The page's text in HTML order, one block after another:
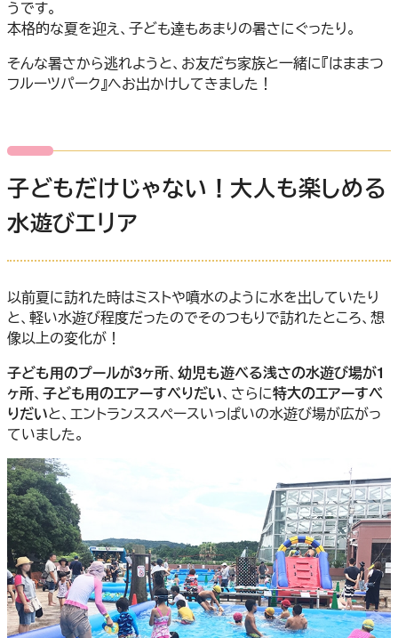
うです。
本格的な夏を迎え、子ども達もあまりの暑さにぐったり。
そんな暑さから逃れようと、お友だち家族と一緒に『はままつ
フルーツパーク』へお出かけしてきました！
子どもだけじゃない！大人も楽しめる
水遊びエリア
以前夏に訪れた時はミストや噴水のように水を出していたり
と、軽い水遊び程度だったのでそのつもりで訪れたところ、想
像以上の変化が！
子ども用のプールが3ヶ所、 幼児も遊べる浅さの水遊び場が1
ヶ所、 子ども用のエアーすべりだい、さらに特大のエアーすべ
りだいと、エントランススペースいっぱいの水遊び場が広がっ
ていました。